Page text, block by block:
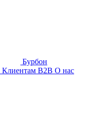
Бурбон
Клиентам B2B О нас